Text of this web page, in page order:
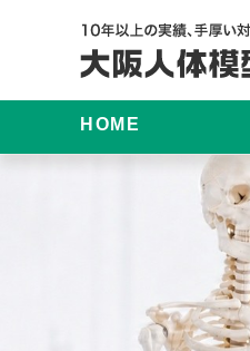
HOME